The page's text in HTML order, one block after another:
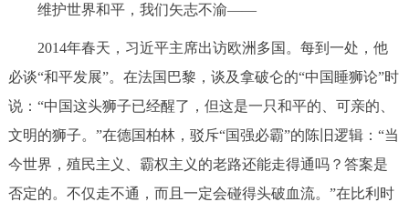
维护世界和平，我们矢志不渝——
2014年春天，习近平主席出访欧洲多国。每到一处，他
必谈“和平发展”。在法国巴黎，谈及拿破仑的“中国睡狮论”时
说：“中国这头狮子已经醒了，但这是一只和平的、可亲的、
文明的狮子。”在德国柏林，驳斥“国强必霸”的陈旧逻辑：“当
今世界，殖民主义、霸权主义的老路还能走得通吗？答案是
否定的。不仅走不通，而且一定会碰得头破血流。”在比利时